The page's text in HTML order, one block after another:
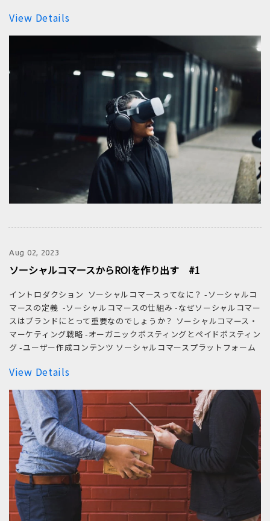
View Details
Aug 02, 2023
ソーシャルコマースからROIを作り出す #1
イントロダクション ソーシャルコマースってなに？ -ソーシャルコ
マースの定義 -ソーシャルコマースの仕組み -なぜソーシャルコマー
スはブランドにとって重要なのでしょうか？ ソーシャルコマース・
マーケティング戦略 -オーガニックポスティングとペイドポスティン
グ -ユーザー作成コンテンツ ソーシャルコマースプラットフォーム
View Details